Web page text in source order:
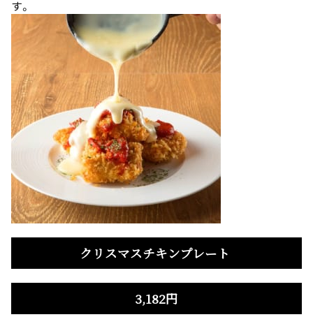
す。
クリスマスチキンプレート
3,182円